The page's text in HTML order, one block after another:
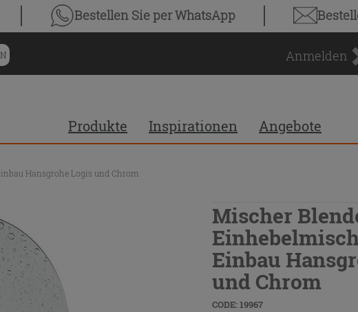
Bestellen Sieper WhatsApp
Anmelden
Produkte Inspirationen Angebote
Hansgrohe Logis und Chrom
Mischer
Einbau
und Chrom
CODE: 19967